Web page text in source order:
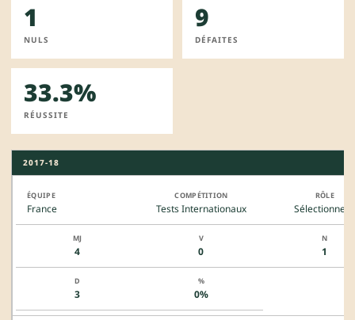
1
NULS
9
DÉFAITES
33.3%
RÉUSSITE
2017-18
France Tests Internationaux Sélectionneur
4 0 1
3 0%